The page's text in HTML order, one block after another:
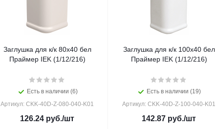
Заглушка для к/к 80х40 бел
Праймер IEK (1/12/216)
Есть в наличии (6)
Артикул: CKK-40D-Z-080-040-K01
126.24 руб./шт
Заглушка для к/к 100х40 бел
Праймер IEK (1/12/216)
Есть в наличии (19)
Артикул: CKK-40D-Z-100-040-K01
142.87 руб./шт